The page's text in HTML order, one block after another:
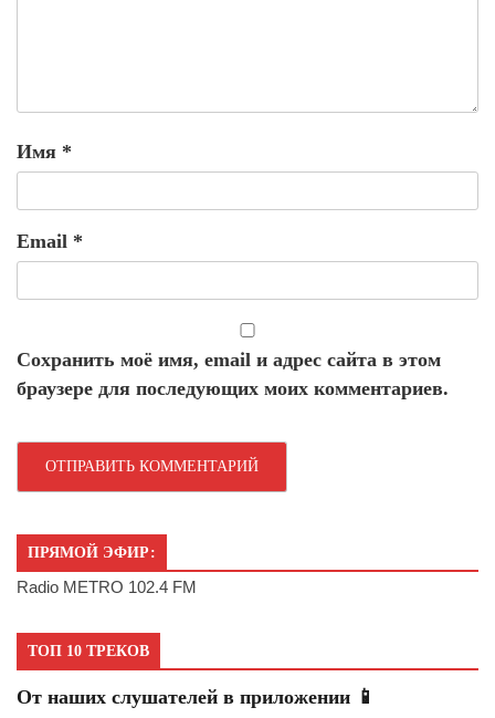
Имя *
Email *
Сохранить моё имя, email и адрес сайта в этом
браузере для последующих моих комментариев.
ПРЯМОЙ ЭФИР:
Radio METRO 102.4 FM
ТОП 10 ТРЕКОВ
От наших слушателей в приложении 📱